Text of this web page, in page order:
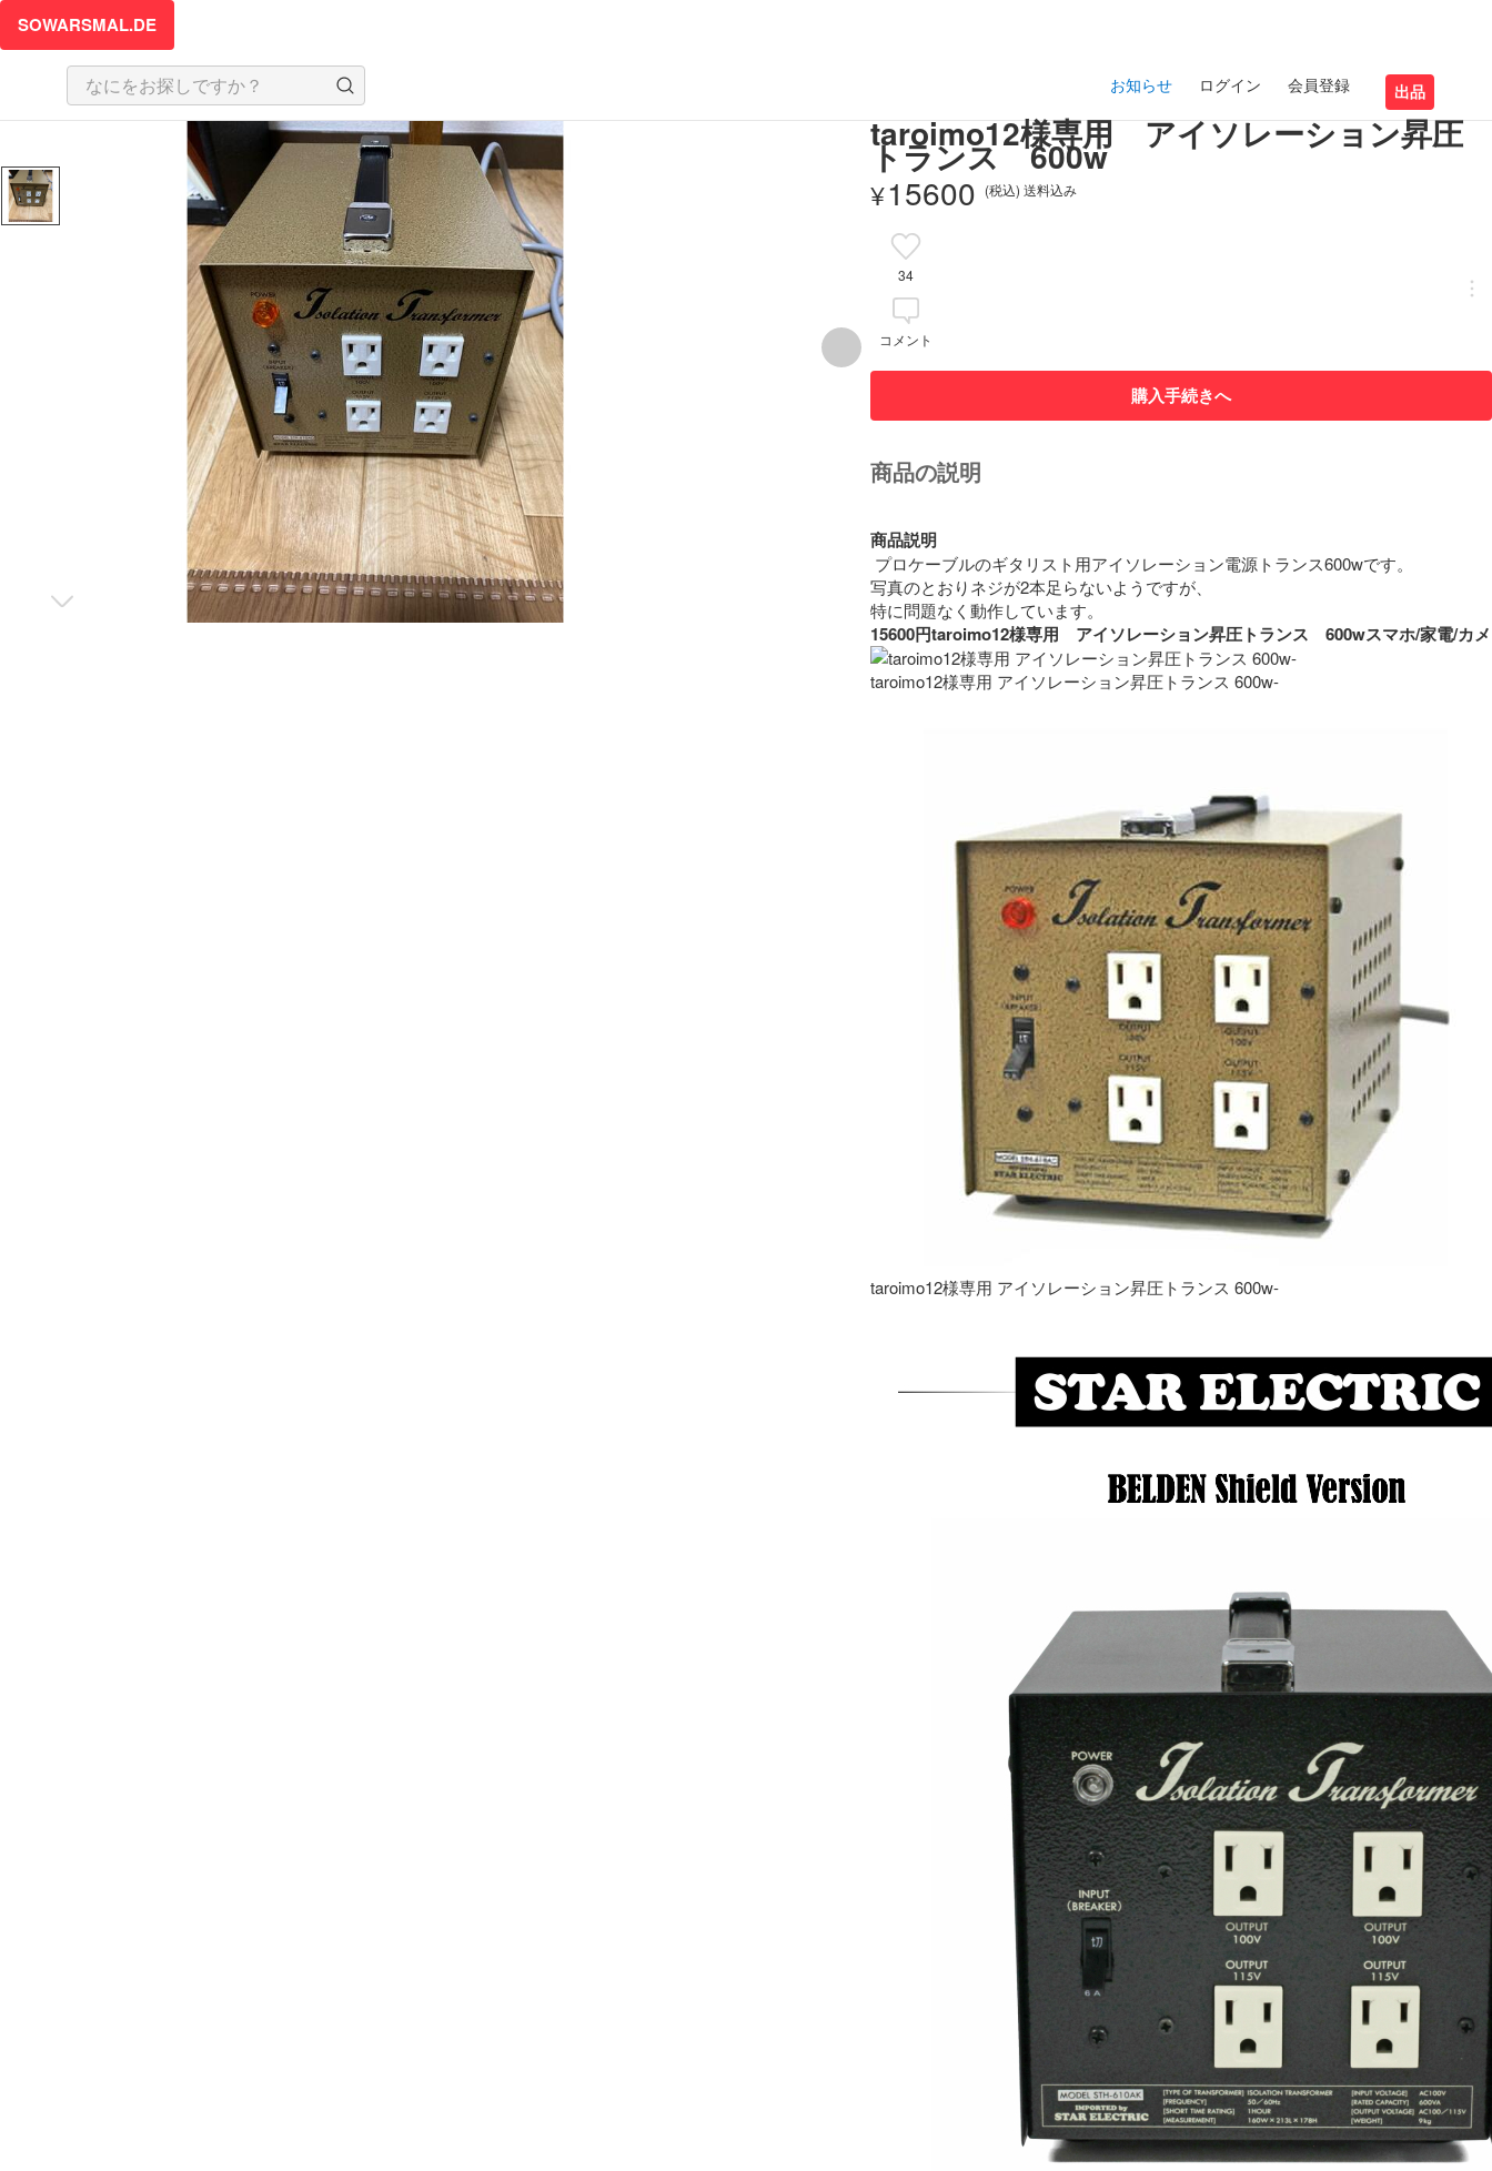
SOWARSMAL.DE
お知らせ ログイン 会員登録 出品
taroimo12様専用 アイソレーション昇圧
トランス 600w
¥15600 (税込) 送料込み
34
コメント
購入手続きへ
商品の説明
商品説明
プロケーブルのギタリスト用アイソレーション電源トランス600wです。
写真のとおりネジが2本足らないようですが、
15600円taroimo12様専用　アイソレーション昇圧トランス　600wスマホ/家電/
taroimo12様専用 アイソレーション昇圧トランス 600w-
taroimo12様専用 アイソレーション昇圧トランス 600w-